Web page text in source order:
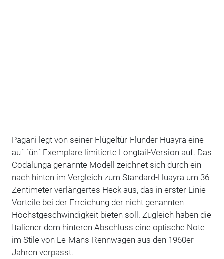
Pagani legt von seiner Flügeltür-Flunder Huayra eine
auf fünf Exemplare limitierte Longtail-Version auf. Das
Codalunga genannte Modell zeichnet sich durch ein
nach hinten im Vergleich zum Standard-Huayra um 36
Zentimeter verlängertes Heck aus, das in erster Linie
Vorteile bei der Erreichung der nicht genannten
Höchstgeschwindigkeit bieten soll. Zugleich haben die
Italiener dem hinteren Abschluss eine optische Note
im Stile von Le-Mans-Rennwagen aus den 1960er-
Jahren verpasst.